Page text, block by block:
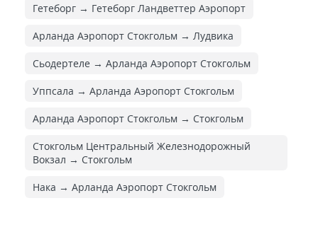
Гетеборг → Гетеборг Ландветтер Аэропорт
Арланда Аэропорт Стокгольм → Лудвика
Сьодертеле → Арланда Аэропорт Стокгольм
Уппсала → Арланда Аэропорт Стокгольм
Арланда Аэропорт Стокгольм → Стокгольм
Стокгольм Центральный Железнодорожный
Вокзал → Стокгольм
Нака → Арланда Аэропорт Стокгольм